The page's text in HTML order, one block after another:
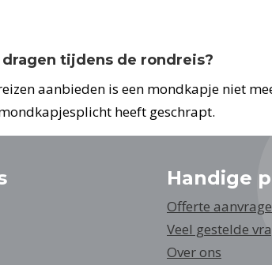
tijdens de rondreis?
aanbieden is een mondkapje niet
heeft geschrapt.
Handige
Offerte
Veel gestelde
Over ons